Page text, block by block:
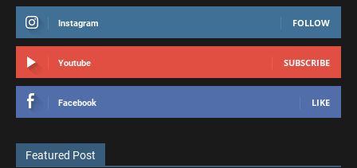
Instagram FOLLOW
Youtube SUBSCRIBE
Facebook LIKE
Featured Post